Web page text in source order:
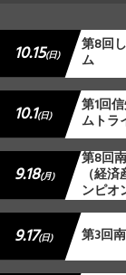
10.15(日) 第8回
ム
10.1(日) 第1回
ムトラ
9.18(月)
第8回
（経
ンピオ
9.17(日) 第3回